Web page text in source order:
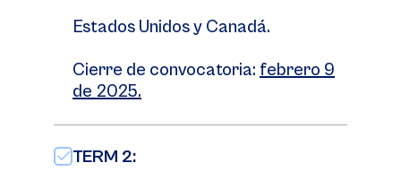
Estados Unidos y Canadá.
Cierre de convocatoria: febrero 9
de 2025.
TERM 2: